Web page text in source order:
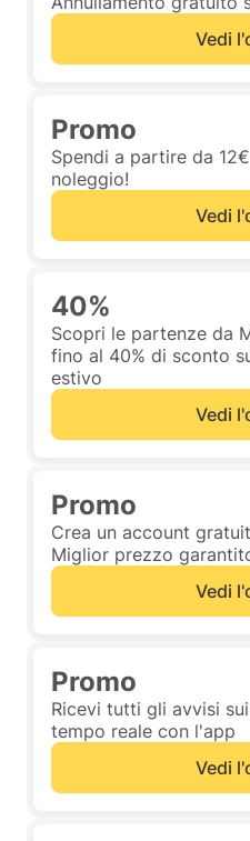
Vedi
Promo
Spendi a partire da
noleggio!
Vedi
40%
Scopri le partenze da
fino al 40% di sconto
estivo
Vedi
Promo
Crea un account
Miglior prezzo
Vedi
Promo
Ricevi tutti gli avvisi
tempo reale con l'app
Vedi